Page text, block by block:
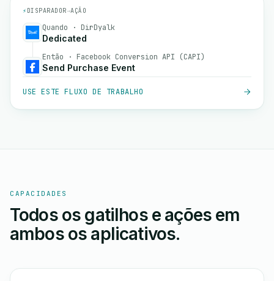
⚡ DISPARADOR→AÇÃO
Quando · DirDyalk
Dedicated
Então · Facebook Conversion API (CAPI)
Send Purchase Event
USE ESTE FLUXO DE TRABALHO
CAPACIDADES
Todos os gatilhos e ações em
ambos os aplicativos.